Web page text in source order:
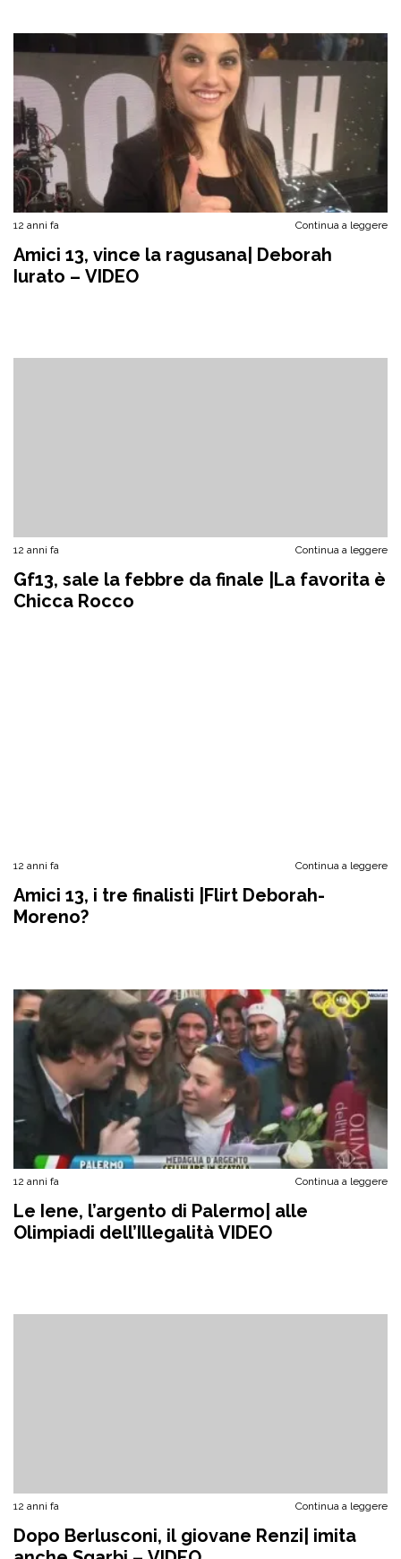
12 anni fa Continua a leggere
Amici 13, vince la ragusana| Deborah
Iurato – VIDEO
12 anni fa Continua a leggere
Gf13, sale la febbre da finale |La favorita è
Chicca Rocco
12 anni fa Continua a leggere
Amici 13, i tre finalisti |Flirt Deborah-
Moreno?
12 anni fa Continua a leggere
Le Iene, l’argento di Palermo| alle
Olimpiadi dell’Illegalità VIDEO
12 anni fa Continua a leggere
Dopo Berlusconi, il giovane Renzi| imita